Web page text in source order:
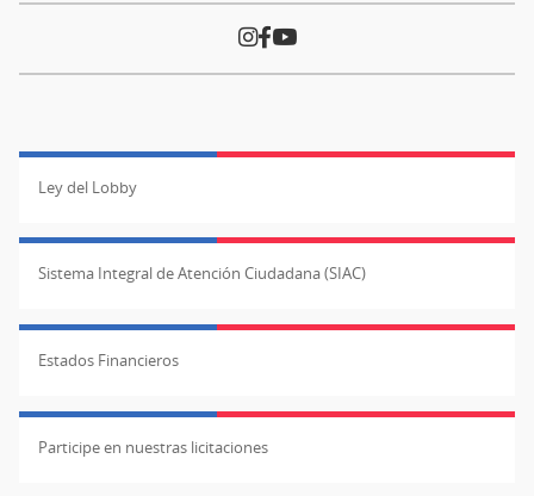
Ley del Lobby
Sistema Integral de Atención Ciudadana (SIAC)
Estados Financieros
Participe en nuestras licitaciones